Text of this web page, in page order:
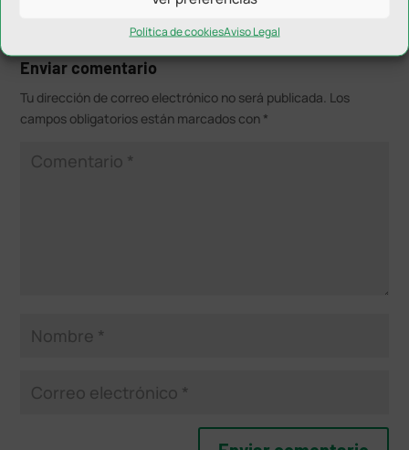
Política de cookiesAviso Legal
Enviar comentario
Tu dirección de correo electrónico no será publicada. Los
campos obligatorios están marcados con *